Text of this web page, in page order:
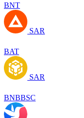
BNT
SAR
BAT
SAR
BNBBSC